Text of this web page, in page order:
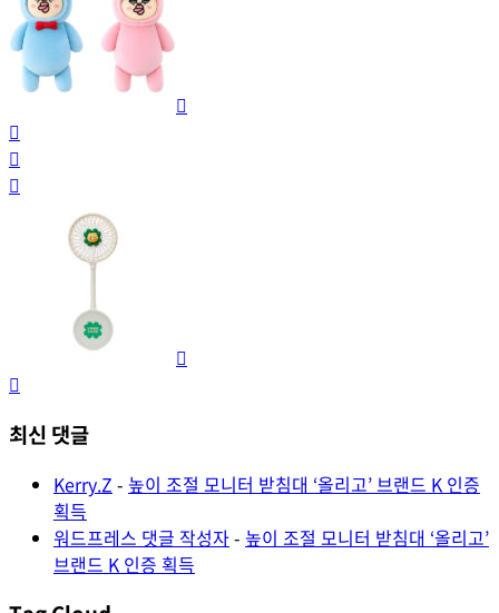
최신 댓글
Kerry.Z - 높이 조절 모니터 받침대 ‘올리고’ 브랜드 K 인증
획득
워드프레스 댓글 작성자- 높이 조절 모니터 받침대 ‘올리고’
브랜드 K 인증 획득